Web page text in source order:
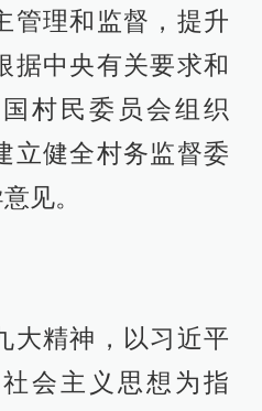
管理和监督，提升
据中央有关要求和
村民委员会组织
立健全村务监督委
见。
大精神，以习近平
会主义思想为指